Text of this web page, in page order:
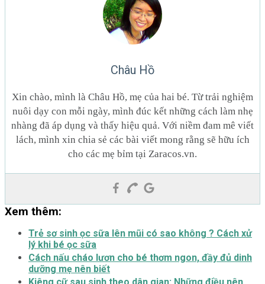
Châu Hồ
Xin chào, mình là Châu Hồ, mẹ của hai bé. Từ trải nghiệm
nuôi dạy con mỗi ngày, mình đúc kết những cách làm nhẹ
nhàng đã áp dụng và thấy hiệu quả. Với niềm đam mê viết
lách, mình xin chia sẻ các bài viết mong rằng sẽ hữu ích
cho các mẹ bỉm tại Zaracos.vn.
Xem thêm:
Trẻ sơ sinh ọc sữa lên mũi có sao không ? Cách xử
lý khi bé ọc sữa
Cách nấu cháo lươn cho bé thơm ngon, đầy đủ dinh
dưỡng mẹ nên biết